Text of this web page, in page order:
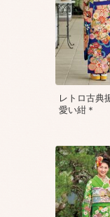
レトロ古典
愛い紺＊